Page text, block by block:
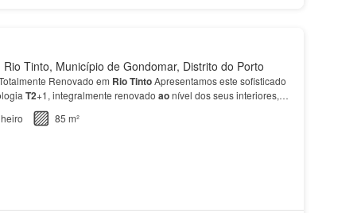
Rio Tinto, Município de Gondomar, Distrito do Porto
Renovado em RioTintoApresentamos este sofisticado
T2+1, integralmente renovado aonível dos seus interiores,
mais dinâmicas e centralizadas de R…
85 m²